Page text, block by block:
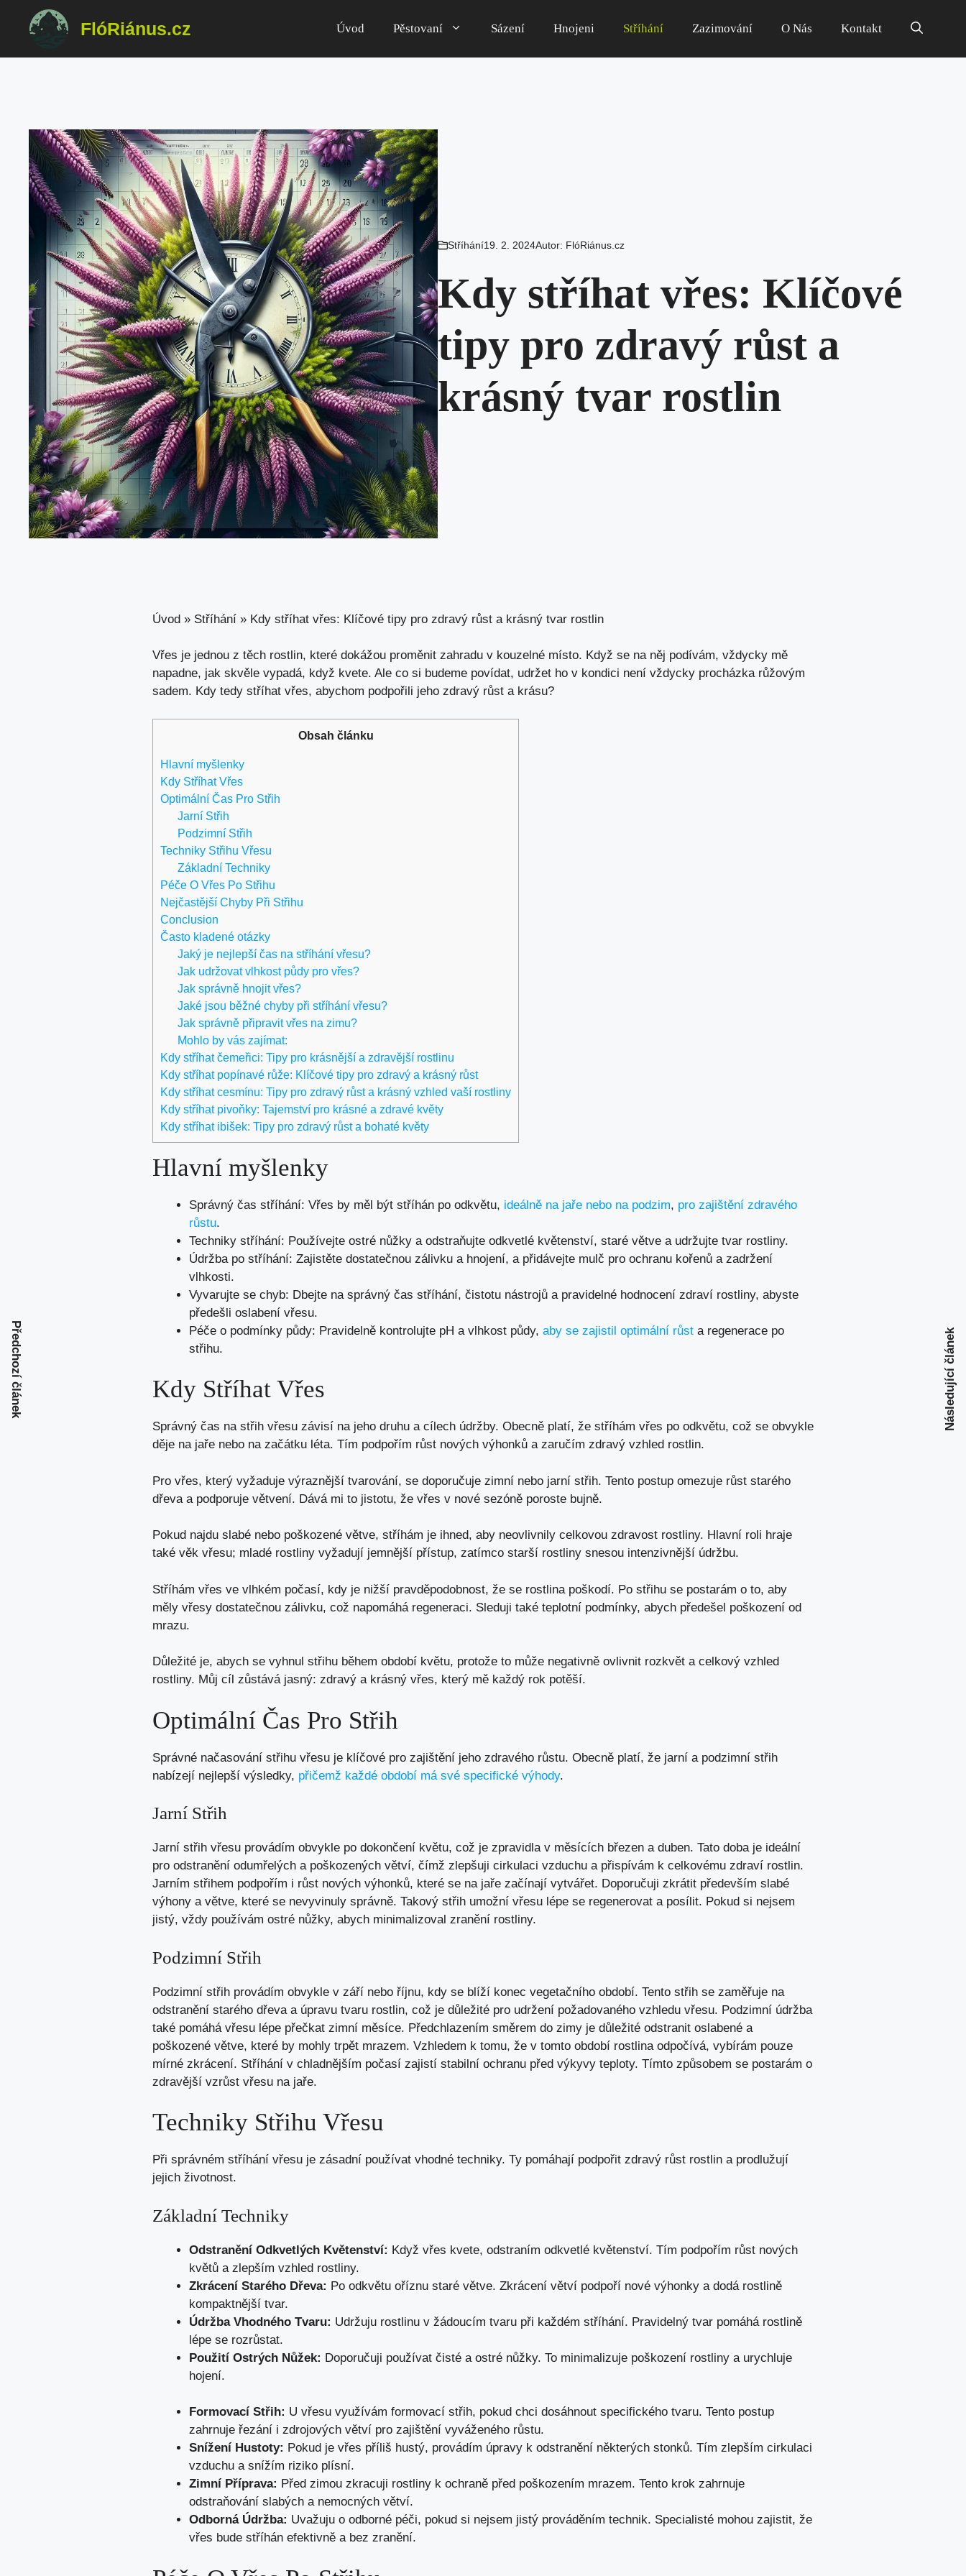
Přeskočit
FlóRiánus.cz Úvod Pěstovaní Sázení Hnojeni Stříhání Zazimování O Nás Kontakt
Stříhání19. 2. 2024Autor: FlóRiánus.cz
Kdy stříhat vřes: Klíčové
tipy pro zdravý růst a
krásný tvar rostlin
Úvod » Stříhání » Kdy stříhat vřes: Klíčové tipy pro zdravý růst a krásný tvar rostlin
Vřes je jednou z těch rostlin, které dokážou proměnit zahradu v kouzelné místo. Když se na něj podívám, vždycky mě
napadne, jak skvěle vypadá, když kvete. Ale co si budeme povídat, udržet ho v kondici není vždycky procházka růžovým
sadem. Kdy tedy stříhat vřes, abychom podpořili jeho zdravý růst a krásu?
Obsah článku
Hlavní myšlenky
Kdy Stříhat Vřes
Optimální Čas Pro Střih
Jarní Střih
Podzimní Střih
Techniky Střihu Vřesu
Základní Techniky
Péče O Vřes Po Střihu
Nejčastější Chyby Při Střihu
Conclusion
Často kladené otázky
Jaký je nejlepší čas na stříhání vřesu?
Jak udržovat vlhkost půdy pro vřes?
Jak správně hnojit vřes?
Jaké jsou běžné chyby při stříhání vřesu?
Jak správně připravit vřes na zimu?
Mohlo by vás zajímat:
Kdy stříhat čemeřici: Tipy pro krásnější a zdravější rostlinu
Kdy stříhat popínavé růže: Klíčové tipy pro zdravý a krásný růst
Kdy stříhat cesmínu: Tipy pro zdravý růst a krásný vzhled vaší rostliny
Kdy stříhat pivoňky: Tajemství pro krásné a zdravé květy
Kdy stříhat ibišek: Tipy pro zdravý růst a bohaté květy
Hlavní myšlenky
Správný čas stříhání: Vřes by měl být stříhán po odkvětu, ideálně na jaře nebo na podzim, pro zajištění zdravého
růstu.
Techniky stříhání: Používejte ostré nůžky a odstraňujte odkvetlé květenství, staré větve a udržujte tvar rostliny.
Údržba po stříhání: Zajistěte dostatečnou zálivku a hnojení, a přidávejte mulč pro ochranu kořenů a zadržení
vlhkosti.
Vyvarujte se chyb: Dbejte na správný čas stříhání, čistotu nástrojů a pravidelné hodnocení zdraví rostliny, abyste
předešli oslabení vřesu.
Péče o podmínky půdy: Pravidelně kontrolujte pH a vlhkost půdy, aby se zajistil optimální růst a regenerace po
střihu.
Kdy Stříhat Vřes
Správný čas na střih vřesu závisí na jeho druhu a cílech údržby. Obecně platí, že stříhám vřes po odkvětu, což se obvykle
děje na jaře nebo na začátku léta. Tím podpořím růst nových výhonků a zaručím zdravý vzhled rostlin.
Pro vřes, který vyžaduje výraznější tvarování, se doporučuje zimní nebo jarní střih. Tento postup omezuje růst starého
dřeva a podporuje větvení. Dává mi to jistotu, že vřes v nové sezóně poroste bujně.
Pokud najdu slabé nebo poškozené větve, stříhám je ihned, aby neovlivnily celkovou zdravost rostliny. Hlavní roli hraje
také věk vřesu; mladé rostliny vyžadují jemnější přístup, zatímco starší rostliny snesou intenzivnější údržbu.
Stříhám vřes ve vlhkém počasí, kdy je nižší pravděpodobnost, že se rostlina poškodí. Po střihu se postarám o to, aby
měly vřesy dostatečnou zálivku, což napomáhá regeneraci. Sleduji také teplotní podmínky, abych předešel poškození od
mrazu.
Důležité je, abych se vyhnul střihu během období květu, protože to může negativně ovlivnit rozkvět a celkový vzhled
rostliny. Můj cíl zůstává jasný: zdravý a krásný vřes, který mě každý rok potěší.
Optimální Čas Pro Střih
Správné načasování střihu vřesu je klíčové pro zajištění jeho zdravého růstu. Obecně platí, že jarní a podzimní střih
nabízejí nejlepší výsledky, přičemž každé období má své specifické výhody.
Jarní Střih
Jarní střih vřesu provádím obvykle po dokončení květu, což je zpravidla v měsících březen a duben. Tato doba je ideální
pro odstranění odumřelých a poškozených větví, čímž zlepšuji cirkulaci vzduchu a přispívám k celkovému zdraví rostlin.
Jarním střihem podpořím i růst nových výhonků, které se na jaře začínají vytvářet. Doporučuji zkrátit především slabé
výhony a větve, které se nevyvinuly správně. Takový střih umožní vřesu lépe se regenerovat a posílit. Pokud si nejsem
jistý, vždy používám ostré nůžky, abych minimalizoval zranění rostliny.
Podzimní Střih
Podzimní střih provádím obvykle v září nebo říjnu, kdy se blíží konec vegetačního období. Tento střih se zaměřuje na
odstranění starého dřeva a úpravu tvaru rostlin, což je důležité pro udržení požadovaného vzhledu vřesu. Podzimní údržba
také pomáhá vřesu lépe přečkat zimní měsíce. Předchlazením směrem do zimy je důležité odstranit oslabené a
poškozené větve, které by mohly trpět mrazem. Vzhledem k tomu, že v tomto období rostlina odpočívá, vybírám pouze
mírné zkrácení. Stříhání v chladnějším počasí zajistí stabilní ochranu před výkyvy teploty. Tímto způsobem se postarám o
zdravější vzrůst vřesu na jaře.
Techniky Střihu Vřesu
Při správném stříhání vřesu je zásadní používat vhodné techniky. Ty pomáhají podpořit zdravý růst rostlin a prodlužují
jejich životnost.
Základní Techniky
Odstranění Odkvetlých Květenství: Když vřes kvete, odstraním odkvetlé květenství. Tím podpořím růst nových
květů a zlepším vzhled rostliny.
Zkrácení Starého Dřeva: Po odkvětu oříznu staré větve. Zkrácení větví podpoří nové výhonky a dodá rostlině
kompaktnější tvar.
Údržba Vhodného Tvaru: Udržuju rostlinu v žádoucím tvaru při každém stříhání. Pravidelný tvar pomáhá rostlině
lépe se rozrůstat.
Použití Ostrých Nůžek: Doporučuji používat čisté a ostré nůžky. To minimalizuje poškození rostliny a urychluje
hojení.
Formovací Střih: U vřesu využívám formovací střih, pokud chci dosáhnout specifického tvaru. Tento postup
zahrnuje řezání i zdrojových větví pro zajištění vyváženého růstu.
Snížení Hustoty: Pokud je vřes příliš hustý, provádím úpravy k odstranění některých stonků. Tím zlepším cirkulaci
vzduchu a snížím riziko plísní.
Zimní Příprava: Před zimou zkracuji rostliny k ochraně před poškozením mrazem. Tento krok zahrnuje
odstraňování slabých a nemocných větví.
Odborná Údržba: Uvažuju o odborné péči, pokud si nejsem jistý prováděním technik. Specialisté mohou zajistit, že
vřes bude stříhán efektivně a bez zranění.
Předchozí článek Následující článek